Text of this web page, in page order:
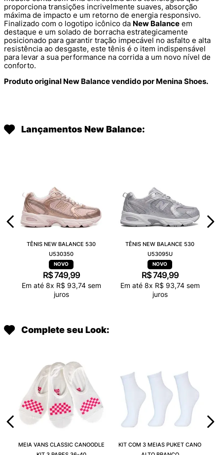
proporciona transições incrivelmente suaves, absorção
máxima de impacto e um retorno de energia responsivo.
Finalizado com o logotipo icônico da New Balance em
destaque e um solado de borracha estrategicamente
posicionado para garantir tração impecável no asfalto e alta
resistência ao desgaste, este tênis é o item indispensável
para levar a sua performance na corrida a um novo nível de
conforto.
Produto original New Balance vendido por Menina Shoes.
Lançamentos New Balance:
TÊNIS NEW BALANCE 530
U530350
R$749,99
Em até 8x R$ 93,74sem
juros
TÊNIS NEW BALANCE 530
U53095U
R$749,99
Em até 8x R$ 93,74sem
juros
Complete seu Look:
MEIA VANS CLASSIC CANOODLE
KIT COM 3 MEIAS PUKET CANO